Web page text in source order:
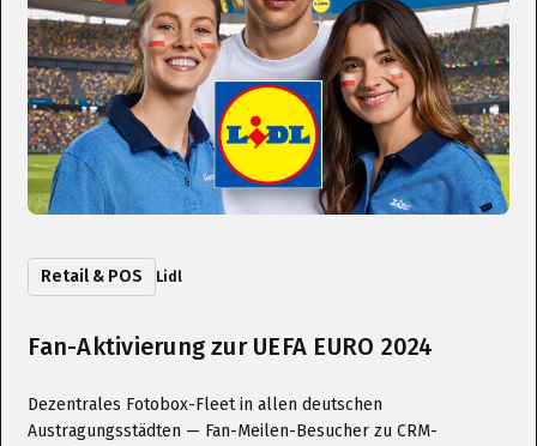
Retail & POS Lidl
Fan-Aktivierung zur UEFA EURO 2024
Dezentrales Fotobox-Fleet in allen deutschen
Austragungsstädten — Fan-Meilen-Besucher zu CRM-